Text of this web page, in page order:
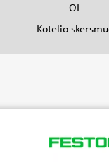
OL
Kotelio